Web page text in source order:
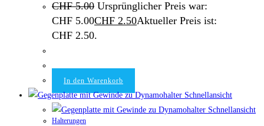
CHF5.00 Ursprünglicher Preis war:
CHF 5.00CHF 2.50Aktueller Preis ist:
CHF 2.50.
In den Warenkorb
Schnellansicht
Schnellansicht
Halterungen